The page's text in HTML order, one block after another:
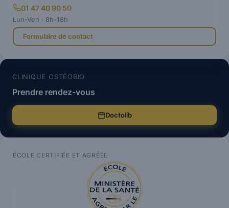
01 47 40 90 50
Lun-Ven · 8h-18h
Formulaire de contact
CLINIQUE OSTÉOBIO
Prendre rendez-vous
Doctolib
ÉCOLE CERTIFIÉE ET AGRÉÉE